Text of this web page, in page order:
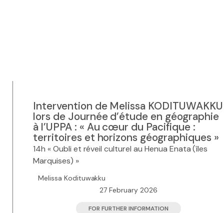
Intervention de Melissa KODITUWAKKU
lors de Journée d’étude en géographie
à l’UPPA : « Au cœur du Pacifique :
territoires et horizons géographiques »
14h « Oubli et réveil culturel au Henua Enata (îles
Marquises) »
Melissa Kodituwakku
27 February 2026
FOR FURTHER INFORMATION